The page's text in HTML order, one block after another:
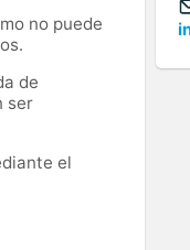
no puede
de
ser
el